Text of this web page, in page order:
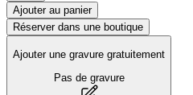
Ajouter au panier
Réserver dans une boutique
Ajouter une gravure gratuitement
Pas de gravure